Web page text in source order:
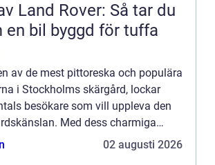
Land Rover: Så tar du
en bil byggd för tuffa
av de mest pittoreska och populära
i Stockholms skärgård, lockar
besökare som vill uppleva den
Med dess charmiga
s...
02 augusti 2026